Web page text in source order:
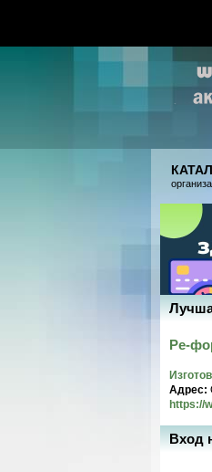
Ре-
Адрес:
https://
Вход